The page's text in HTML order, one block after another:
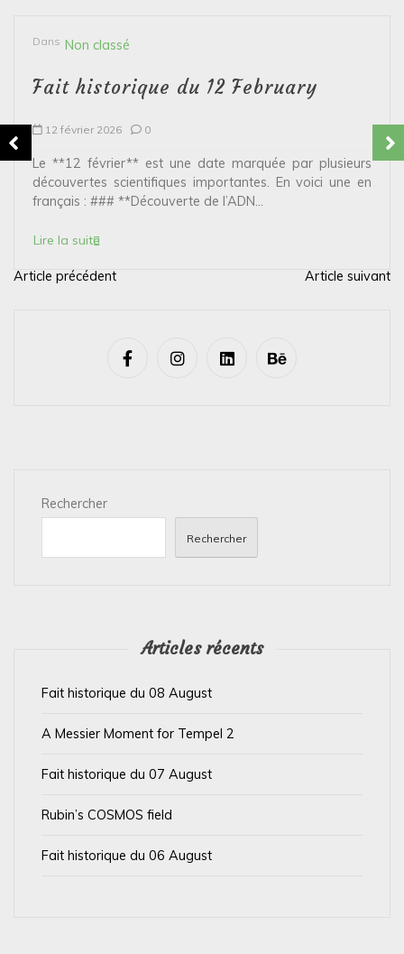
Dans Non classé
Fait historique du 12 February
12 février 2026 0
Le **12 février** est une date marquée par plusieurs
découvertes scientifiques importantes. En voici une en
français : ### **Découverte de l’ADN...
Lire la suite
N
Article précédent Article suivant
Rechercher
Rechercher
Articles récents
Fait historique du 08 August
A Messier Moment for Tempel 2
Fait historique du 07 August
Rubin’s COSMOS field
Fait historique du 06 August